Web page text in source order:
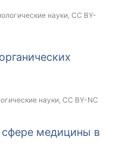
науки, CC BY-
науки, CC BY-NC
сфере медицины в